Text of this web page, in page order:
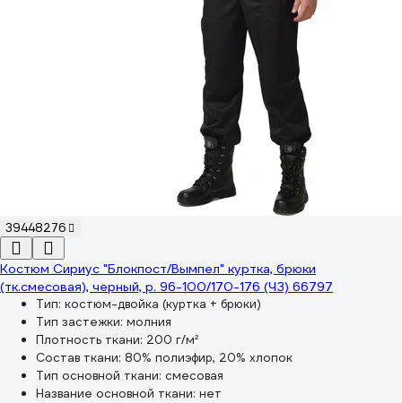
39448276
Костюм Сириус "Блокпост/Вымпел" куртка, брюки
(тк.смесовая), черный, р. 96-100/170-176 (ЧЗ) 66797
Тип: костюм-двойка (куртка + брюки)
Тип застежки: молния
Плотность ткани: 200 г/м²
Состав ткани: 80% полиэфир, 20% хлопок
Тип основной ткани: смесовая
Название основной ткани: нет